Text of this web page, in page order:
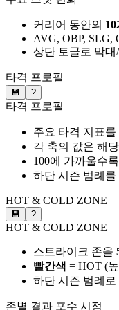
커리어 동안의
AVG, OBP, SLG,
상단 토글로 막
타격 프로필
💾 ?
타격 프로필
주요 타격 지표를
각 축의 값은 해
100에 가까울수
하단 시즌 범례
HOT & COLD ZONE
💾 ?
HOT & COLD ZONE
스트라이크 존을
빨간색 = HOT (
하단 시즌 범례
존별 결과 포수 시점